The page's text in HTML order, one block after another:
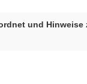
und Hinweise